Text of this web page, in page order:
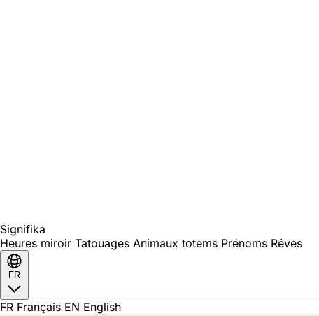
Signifika
Heures miroir Tatouages Animaux totems Prénoms Rêves
FR
FR Français EN English